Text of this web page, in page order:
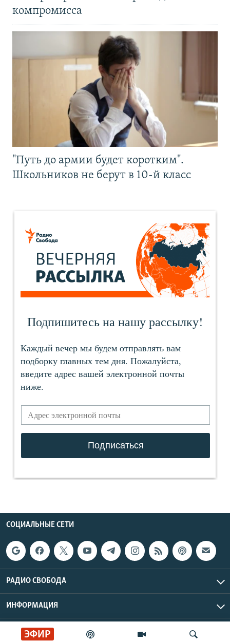
ЭФИР
компромисса
"Путь до армии будет коротким".
Школьников не берут в 10-й класс
СОЦИАЛЬНЫЕ СЕТИ
РАДИО СВОБОДА
ИНФОРМАЦИЯ
Радио Свобода © 2026 RFE/RL, Inc. | Все права защищены.